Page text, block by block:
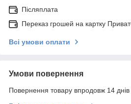
Післяплата
Переказ грошей на картку
Всі умови оплати
Умови повернення
Повернення товару впродовж 14